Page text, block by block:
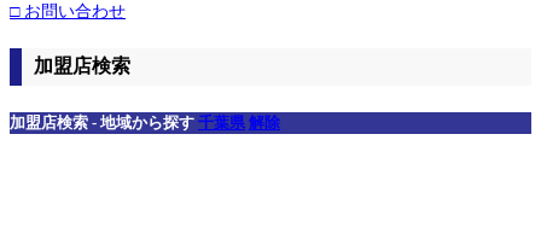
□ お問い合わせ
加盟店検索
加盟店検索 - 地域から探す 千葉県 解除